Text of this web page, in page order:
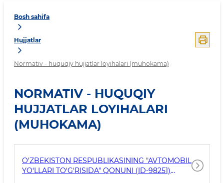
Bosh sahifa
Hujjatlar
Normativ - huquqiy hujjatlar loyihalari (muhokama)
NORMATIV - HUQUQIY
HUJJATLAR LOYIHALARI
(MUHOKAMA)
O’ZBEKISTON RESPUBLIKASINING "AVTOMOBIL
YO‘LLARI TO‘G‘RISIDA" QONUNI (ID-98251)